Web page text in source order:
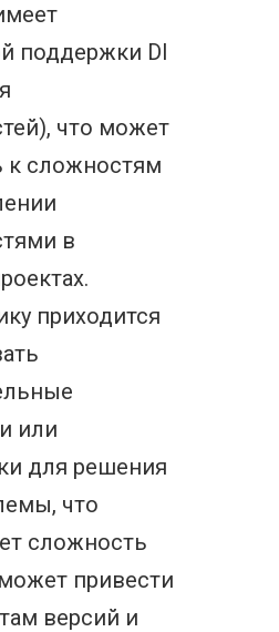
поддержки DI
что может
к сложностям
в
приходится
или
для решения
что
сложность
привести
версий и